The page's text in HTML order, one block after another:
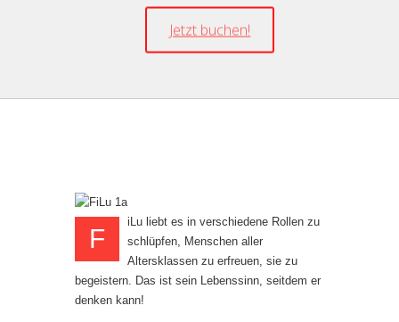
F
iLu liebt es in verschiedene Rollen zu
schlüpfen, Menschen aller
Altersklassen zu erfreuen, sie zu
begeistern. Das ist sein Lebenssinn, seitdem er
denken kann!